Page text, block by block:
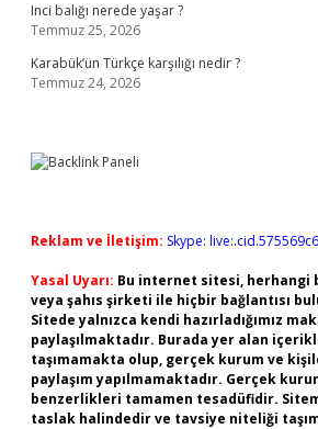
Inci balığı nerede yaşar ?
Temmuz 25, 2026
Karabük’ün Türkçe karşılığı nedir ?
Temmuz 24, 2026
Reklam ve İletişim: Skype:
Yasal Uyarı: Bu internet sitesi, herhangi
veya şahıs şirketi ile hiçbir bağlantısı
Sitede yalnızca kendi hazırladığımız
paylaşılmaktadır. Burada yer alan
taşımamakta olup, gerçek kurum ve
paylaşım yapılmamaktadır. Gerçek
benzerlikleri tamamen tesadüfidir.
taslak halindedir ve tavsiye niteliği